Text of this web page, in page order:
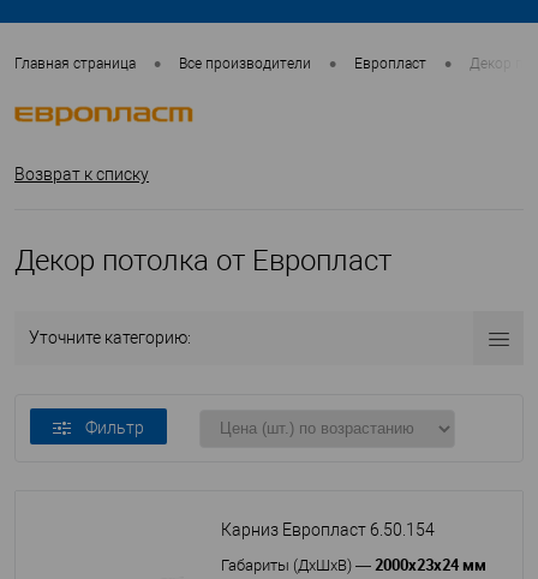
Главная страница • Все производители • Европласт • Декор
Возврат к списку
Декор потолка от Европласт
Уточните категорию:
Фильтр
Карниз Европласт 6.50.154
Габариты (ДхШхВ) — 2000х23х24 мм